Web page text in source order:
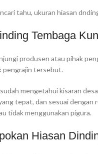
tahu, ukuran hiasan
Tembaga
produsen atau pihak
pengrajin tersebut.
mengetahui kisaran
tepat, dan sesuai
tidak menggunakan pigura.
Hiasan